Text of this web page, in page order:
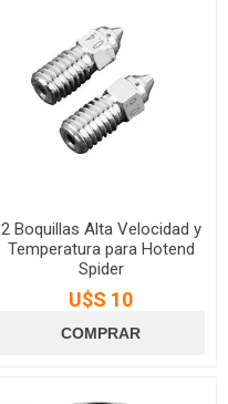
2 Boquillas Alta Velocidad y
Temperatura para Hotend
Spider
U$S 10